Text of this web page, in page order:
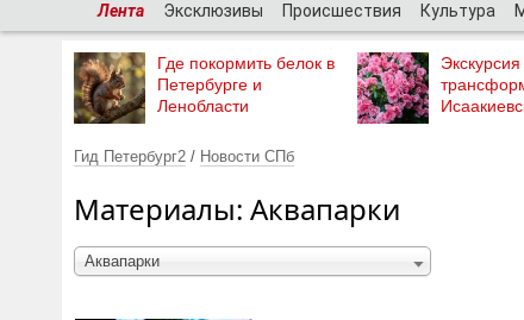
Лента Эксклюзивы Происшествия Культура
Где покормить белок в
Петербурге и
Ленобласти
Гид Петербург2 / Новости СПб
Материалы: Аквапарки
Аквапарки